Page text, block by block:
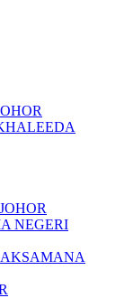
NEGERI